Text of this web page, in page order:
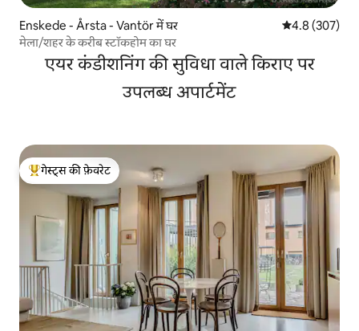
Enskede - Årsta - Vantör में घर औसत रेटिंग 5 में
4.8 (307)
मेला/शहर के करीब स्टॉकहोम का घर
एयर कंडीशनिंग की सुविधा वाले किराए पर
उपलब्ध अपार्टमेंट
गेस्ट्स का टॉप फ़ेवरेट
गेस्ट्स की फ़ेवरेट